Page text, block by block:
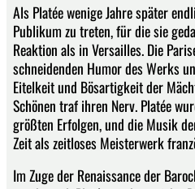
Als Platée wenige Jahre später
Publikum zu treten, für die sie
Reaktion als in Versailles. Die
schneidenden Humor des Werks
Eitelkeit und Bösartigkeit der
Schönen traf ihren Nerv. Platée
größten Erfolgen, und die Musik
Zeit als zeitloses Meisterwerk
Im Zuge der Renaissance der